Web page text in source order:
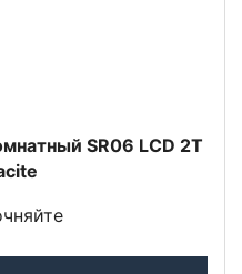
SR06 LCD 2T